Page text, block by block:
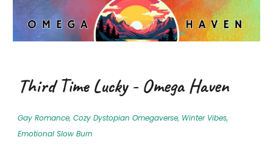
Third Time Lucky - Omega Haven
Gay Romance, Cozy Dystopian Omegaverse, Winter Vibes,
Emotional Slow Burn